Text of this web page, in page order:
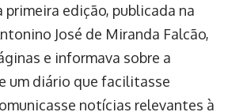
primeira edição, publicada na
José de Miranda Falcão,
e informava sobre a
um diário que facilitasse
notícias relevantes à